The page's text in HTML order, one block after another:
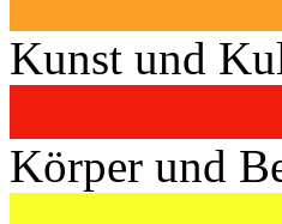
Kunst und
Körper und